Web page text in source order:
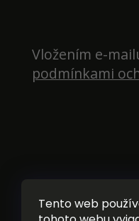
Tento web
Vložením e-
podmínkami